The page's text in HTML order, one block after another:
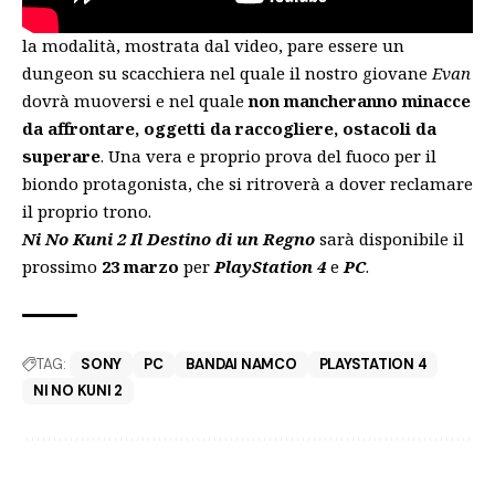
la modalità, mostrata dal video, pare essere un
dungeon su scacchiera nel quale il nostro giovaneEvan
dovrà muoversi e nel qualenon mancheranno minacce
da affrontare, oggetti da raccogliere, ostacoli da
superare. Una vera e proprio prova del fuoco per il
biondo protagonista, che si ritroverà a dover reclamare
il proprio trono.
Ni No Kuni 2 Il Destino di un Regno sarà disponibile il
prossimo 23 marzo perPlayStation 4 ePC.
TAG: SONY PC BANDAI NAMCO
PLAYSTATION 4
NI NO KUNI 2